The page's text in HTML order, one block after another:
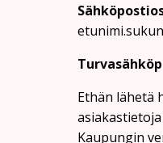
Ethän lähetä
Kaupungin